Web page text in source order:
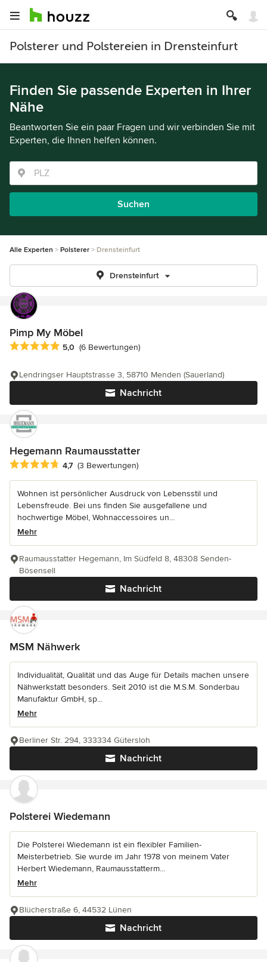
Polsterer und Polstereien in Drensteinfurt
Finden Sie passende Experten in Ihrer
Nähe
Beantworten Sie ein paar Fragen und wir verbinden Sie mit
Experten, die Ihnen helfen können.
Suchen
Alle Experten Polsterer Drensteinfurt
Drensteinfurt
Pimp My Möbel
Durchschnittliche Bewertung: 5 von 5 Sternen
5,0 (6 Bewertungen)
Nachricht
Lendringser Hauptstrasse 3, 58710 Menden (Sauerland)
Hegemann Raumausstatter
Durchschnittliche Bewertung: 4.7 von 5 Sternen
4,7 (3 Bewertungen)
Wohnen ist persönlicher Ausdruck von Lebensstil und
Lebensfreude. Bei uns finden Sie ausgefallene und
hochwertige Möbel, Wohnaccessoires un...
Mehr
Nachricht
Raumausstatter Hegemann, Im Südfeld 8, 48308 Senden-
Bösensell
MSM Nähwerk
Individualität, Qualität und das Auge für Details machen unsere
Nähwerkstatt besonders. Seit 2010 ist die M.S.M. Sonderbau
Manufaktur GmbH, sp...
Mehr
Nachricht
Berliner Str. 294, 333334 Gütersloh
Polsterei Wiedemann
Die Polsterei Wiedemann ist ein flexibler Familien-
Meisterbetrieb. Sie wurde im Jahr 1978 von meinem Vater
Herbert Wiedemann, Raumausstatterm...
Mehr
Nachricht
Blücherstraße 6, 44532 Lünen